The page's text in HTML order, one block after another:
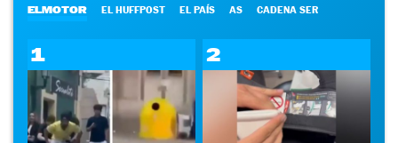
ELMOTOR EL HUFFPOST EL PAÍS AS CADENA SER
1 2